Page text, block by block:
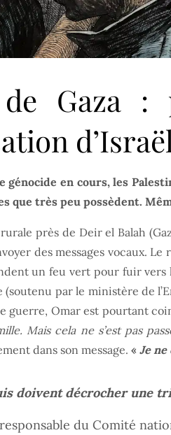
Gaza :
génocide en cours, les
que très peu possèdent.
près de Deir el Balah
des messages vocaux.
un feu vert pour fuir vers
(soutenu par le ministère de
guerre, Omar est pourtant
Mais cela ne s’est pas
dans son message. « Je
doivent décrocher une
du Comité